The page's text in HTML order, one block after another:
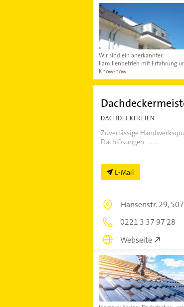
Wir sind ein anerkannter
Familienbetrieb mit Erfahrung
Know-how
DACHDECKEREIEN
Zuverlässige
Dachlösungen - .....
E-Mail
Hansenstr. 29,
0221 3 37 97 28
Webseite